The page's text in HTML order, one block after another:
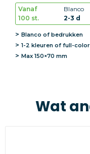
Vanaf
100 st.
Blanco
2-3 d
Blanco of bedrukken
1-2 kleuren of full-color
Max 150×70 mm
Wat